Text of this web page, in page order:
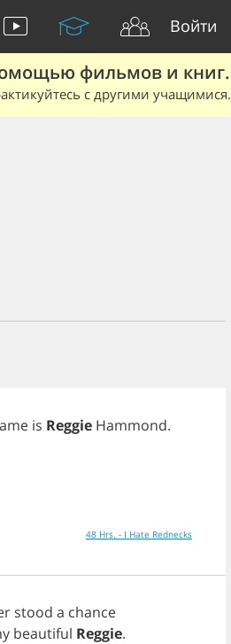
Войти
фильмов и книг.
с другими учащимися.
is Reggie Hammond.
48 Hrs. - I Hate Rednecks
stood a chance
beautiful Reggie.